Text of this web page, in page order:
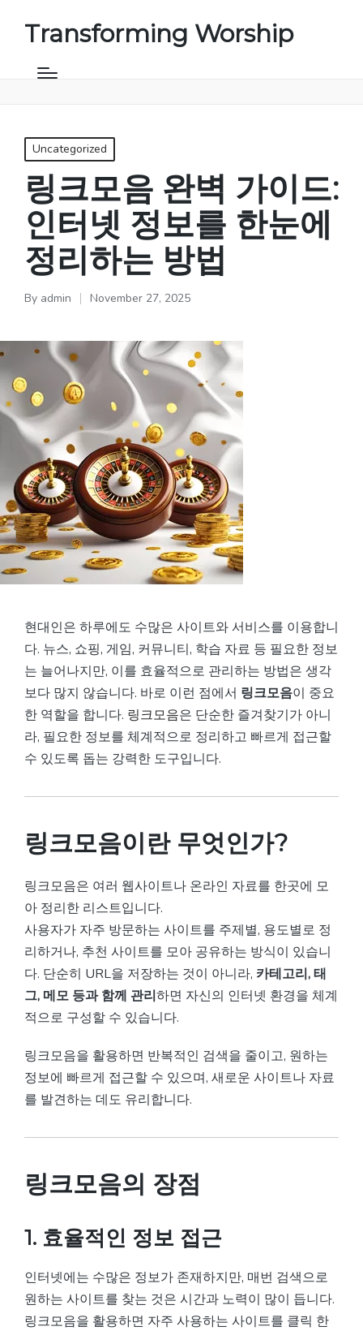
Transforming Worship
Posted
in
Uncategorized
링크모음 완벽 가이드:
인터넷 정보를 한눈에
정리하는 방법
Posted
By admin November 27, 2025
현대인은 하루에도 수많은 사이트와 서비스를 이용합니
다. 뉴스, 쇼핑, 게임, 커뮤니티, 학습 자료 등 필요한 정보
는 늘어나지만, 이를 효율적으로 관리하는 방법은 생각
보다 많지 않습니다. 바로 이런 점에서 링크모음이 중요
한 역할을 합니다. 링크모음은 단순한 즐겨찾기가 아니
라, 필요한 정보를 체계적으로 정리하고 빠르게 접근할
수 있도록 돕는 강력한 도구입니다.
링크모음이란 무엇인가?
링크모음은 여러 웹사이트나 온라인 자료를 한곳에 모
아 정리한 리스트입니다.
사용자가 자주 방문하는 사이트를 주제별, 용도별로 정
리하거나, 추천 사이트를 모아 공유하는 방식이 있습니
다. 단순히 URL을 저장하는 것이 아니라, 카테고리, 태
그, 메모 등과 함께 관리하면 자신의 인터넷 환경을 체계
적으로 구성할 수 있습니다.
링크모음을 활용하면 반복적인 검색을 줄이고, 원하는
정보에 빠르게 접근할 수 있으며, 새로운 사이트나 자료
를 발견하는 데도 유리합니다.
링크모음의 장점
1. 효율적인 정보 접근
인터넷에는 수많은 정보가 존재하지만, 매번 검색으로
원하는 사이트를 찾는 것은 시간과 노력이 많이 듭니다.
링크모음을 활용하면 자주 사용하는 사이트를 클릭 한